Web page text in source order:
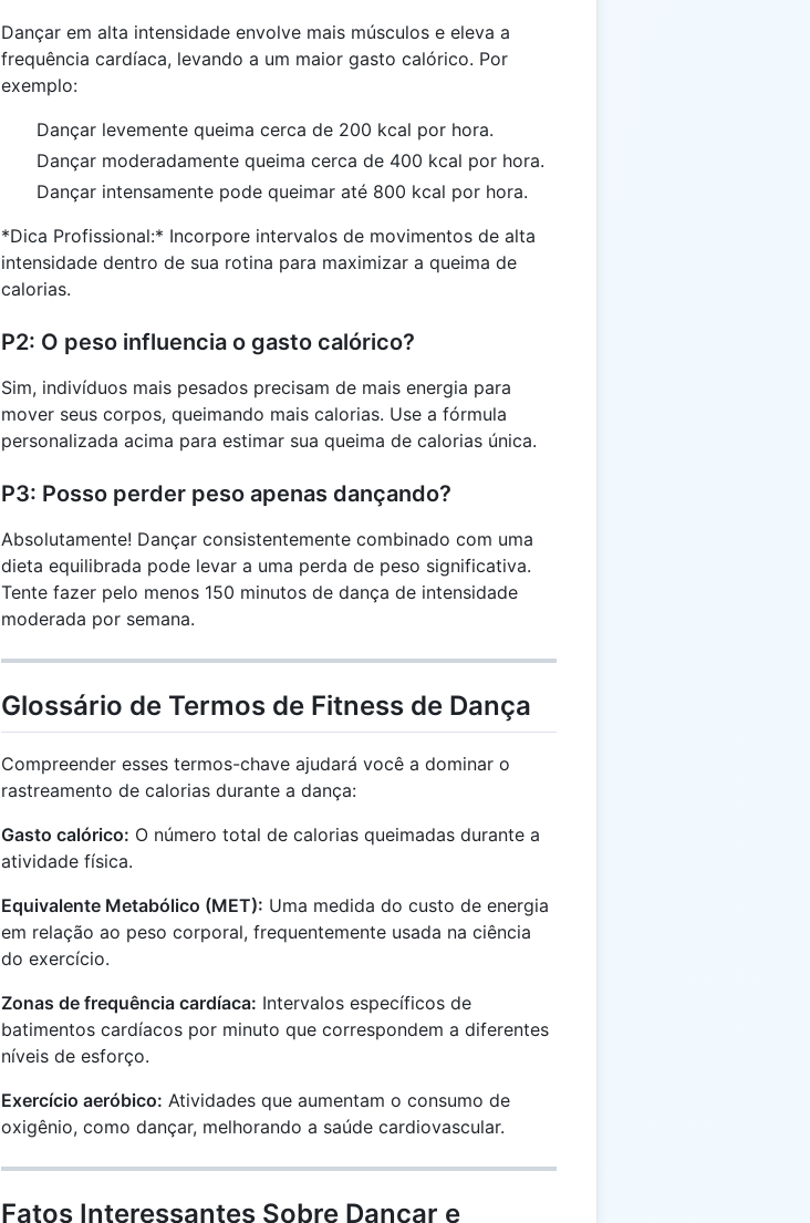
Dançar em alta intensidade envolve mais músculos e eleva a
frequência cardíaca, levando a um maior gasto calórico. Por
exemplo:
Dançar levemente queima cerca de 200 kcal por hora.
Dançar moderadamente queima cerca de 400 kcal por hora.
Dançar intensamente pode queimar até 800 kcal por hora.
*Dica Profissional:* Incorpore intervalos de movimentos de alta
intensidade dentro de sua rotina para maximizar a queima de
calorias.
P2: O peso influencia o gasto calórico?
Sim, indivíduos mais pesados precisam de mais energia para
mover seus corpos, queimando mais calorias. Use a fórmula
personalizada acima para estimar sua queima de calorias única.
P3: Posso perder peso apenas dançando?
Absolutamente! Dançar consistentemente combinado com uma
dieta equilibrada pode levar a uma perda de peso significativa.
Tente fazer pelo menos 150 minutos de dança de intensidade
moderada por semana.
Glossário de Termos de Fitness de Dança
Compreender esses termos-chave ajudará você a dominar o
rastreamento de calorias durante a dança:
Gasto calórico: O número total de calorias queimadas durante a
atividade física.
Equivalente Metabólico (MET): Uma medida do custo de energia
em relação ao peso corporal, frequentemente usada na ciência
do exercício.
Zonas de frequência cardíaca: Intervalos específicos de
batimentos cardíacos por minuto que correspondem a diferentes
níveis de esforço.
Exercício aeróbico: Atividades que aumentam o consumo de
oxigênio, como dançar, melhorando a saúde cardiovascular.
Fatos Interessantes Sobre Dançar e